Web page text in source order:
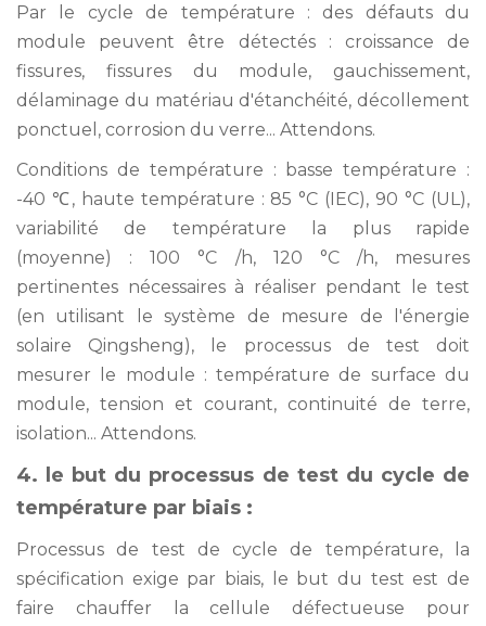
Par le cycle de température : des défauts du
module peuvent être détectés : croissance de
fissures, fissures du module, gauchissement,
délaminage du matériau d'étanchéité, décollement
ponctuel, corrosion du verre... Attendons.
Conditions de température : basse température :
-40 ℃, haute température : 85 °C (IEC), 90 °C (UL),
variabilité de température la plus rapide
(moyenne) : 100 °C /h, 120 °C /h, mesures
pertinentes nécessaires à réaliser pendant le test
(en utilisant le système de mesure de l'énergie
solaire Qingsheng), le processus de test doit
mesurer le module : température de surface du
module, tension et courant, continuité de terre,
isolation... Attendons.
4. le but du processus de test du cycle de
température par biais :
Processus de test de cycle de température, la
spécification exige par biais, le but du test est de
faire chauffer la cellule défectueuse pour